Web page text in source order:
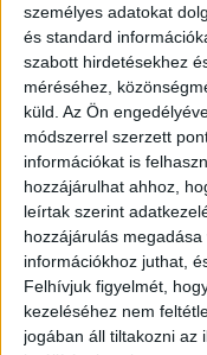
személyes adatokat
és standard
szabott hirdetésekhez
méréséhez,
küld. Az Ön
módszerrel szerzett
információkat is
hozzájárulhat ahhoz,
leírtak szerint
hozzájárulás
információkhoz juthat,
Felhívjuk figyelmét,
kezeléséhez nem
jogában áll tiltakozni az
– Jaj, ne is
percet sem.
Maga nem
– Én nem
porszívóztam.